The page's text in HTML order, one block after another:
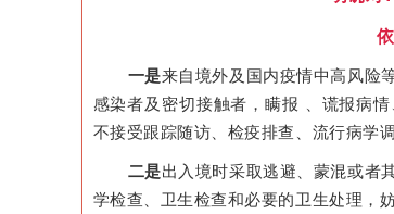
一是来自境外及国内疫情中高风险
感染者及密切接触者，瞒报 、谎报病
不接受跟踪随访、检疫排查、流行病学
二是出入境时采取逃避、蒙混或者
学检查、卫生检查和必要的卫生处理，